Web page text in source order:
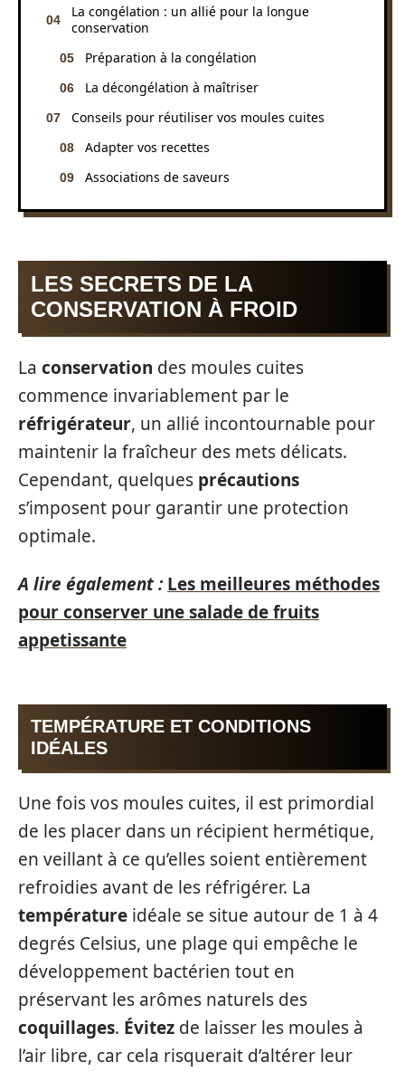
La congélation : un allié pour la longue
conservation
Préparation à la congélation
La décongélation à maîtriser
Conseils pour réutiliser vos moules cuites
Adapter vos recettes
Associations de saveurs
LES SECRETS DE LA
CONSERVATION À FROID
La conservation des moules cuites
commence invariablement par le
réfrigérateur, un allié incontournable pour
maintenir la fraîcheur des mets délicats.
Cependant, quelques précautions
s’imposent pour garantir une protection
optimale.
A lire également : Les meilleures méthodes
pour conserver une salade de fruits
appetissante
TEMPÉRATURE ET CONDITIONS
IDÉALES
Une fois vos moules cuites, il est primordial
de les placer dans un récipient hermétique,
en veillant à ce qu’elles soient entièrement
refroidies avant de les réfrigérer. La
température idéale se situe autour de 1 à 4
degrés Celsius, une plage qui empêche le
développement bactérien tout en
préservant les arômes naturels des
coquillages. Évitez de laisser les moules à
l’air libre, car cela risquerait d’altérer leur